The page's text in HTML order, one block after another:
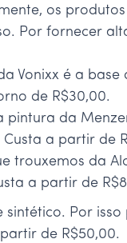
os
Por fornecer
Vonixx é a
de R$30,00.
pintura da
a partir de
trouxemos da
a partir de
sintético. Por
de R$50,00.